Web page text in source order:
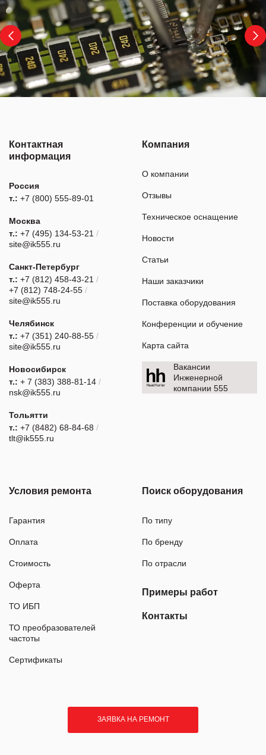
Контактная
информация
Россия
т.: +7 (800) 555-89-01
Москва
т.: +7 (495) 134-53-21 /
site@ik555.ru
Санкт-Петербург
т.: +7 (812) 458-43-21 /
+7 (812) 748-24-55 /
site@ik555.ru
Челябинск
т.: +7 (351) 240-88-55 /
site@ik555.ru
Новосибирск
т.: + 7 (383) 388-81-14 /
nsk@ik555.ru
Тольятти
т.: +7 (8482) 68-84-68 /
tlt@ik555.ru
Компания
О компании
Отзывы
Техническое оснащение
Новости
Статьи
Наши заказчики
Поставка оборудования
Конференции и обучение
Карта сайта
Вакансии
Инженерной
компании 555
Условия ремонта
Гарантия
Оплата
Стоимость
Оферта
ТО ИБП
ТО преобразователей
частоты
Сертификаты
Поиск оборудования
По типу
По бренду
По отрасли
Примеры работ
Контакты
ЗАЯВКА НА РЕМОНТ